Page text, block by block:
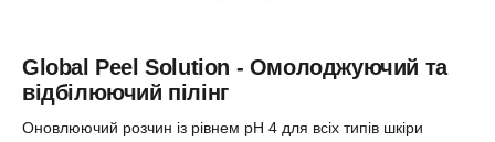
Global Peel Solution - Омолоджуючий та
відбілюючий пілінг
Оновлюючий розчин із рівнем pH 4 для всіх типів шкіри